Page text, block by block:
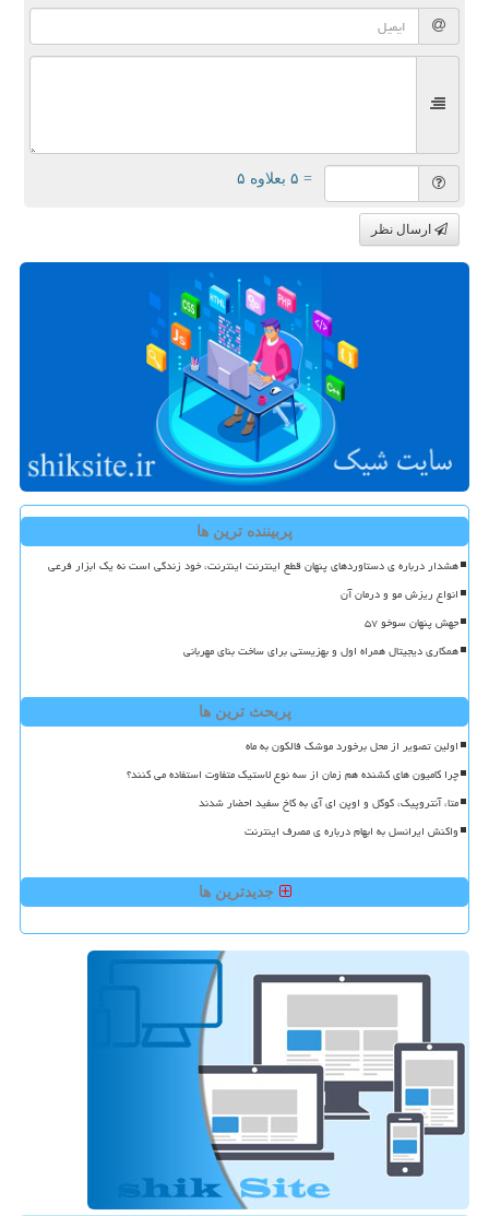
= ۵ بعلاوه ۵
ارسال نظر
پربیننده ترین ها
هشدار درباره ی دستاوردهای پنهان قطع اینترنت اینترنت، خود زندگی است نه یک ابزار فرعی
انواع ریزش مو و درمان آن
جهش پنهان سوخو ۵۷
همکاری دیجیتال همراه اول و بهزیستی برای ساخت بنای مهربانی
پربحث ترین ها
اولین تصویر از محل برخورد موشک فالکون به ماه
چرا کامیون های کشنده هم زمان از سه نوع لاستیک متفاوت استفاده می کنند؟
متا، آنتروپیک، گوگل و اوپن ای آی به کاخ سفید احضار شدند
واکنش ایرانسل به ابهام درباره ی مصرف اینترنت
جدیدترین ها